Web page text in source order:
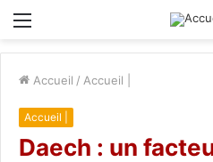
Menu
Accueil / Accueil |
Accueil |
Daech : un